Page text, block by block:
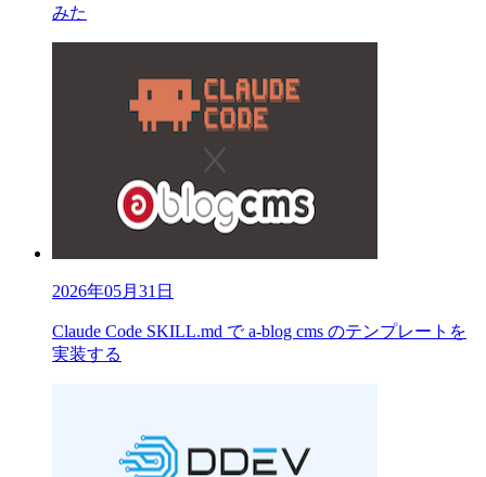
みた
2026年05月31日
Claude Code SKILL.md で a-blog cms のテンプレートを
実装する